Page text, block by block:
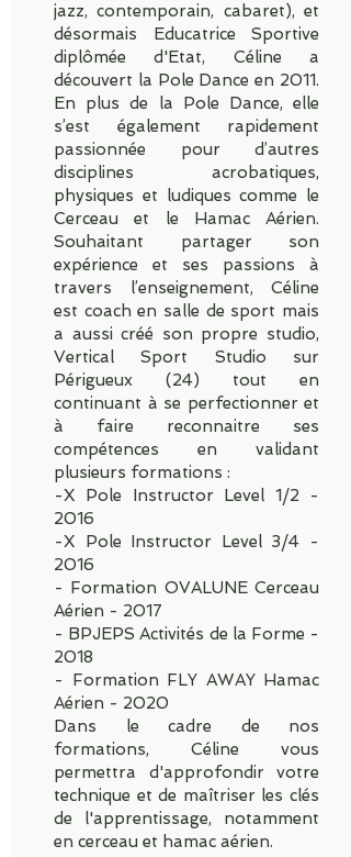
jazz, contemporain, cabaret), et
désormais Educatrice Sportive
diplômée d'Etat, Céline a
découvert la Pole Dance en 2011.
En plus de la Pole Dance, elle
s’est également rapidement
passionnée pour d’autres
disciplines acrobatiques,
physiques et ludiques comme le
Cerceau et le Hamac Aérien.
Souhaitant partager son
expérience et ses passions à
travers l’enseignement, Céline
est coach en salle de sport mais
a aussi créé son propre studio,
Vertical Sport Studio sur
Périgueux (24) tout en
continuant à se perfectionner et
à faire reconnaitre ses
compétences en validant
plusieurs formations :
-X Pole Instructor Level 1/2 -
2016
-X Pole Instructor Level 3/4 -
2016
- Formation OVALUNE Cerceau
Aérien - 2017
- BPJEPS Activités de la Forme -
2018
- Formation FLY AWAY Hamac
Aérien - 2020
Dans le cadre de nos
formations, Céline vous
permettra d'approfondir votre
technique et de maîtriser les clés
de l'apprentissage, notamment
en cerceau et hamac aérien.